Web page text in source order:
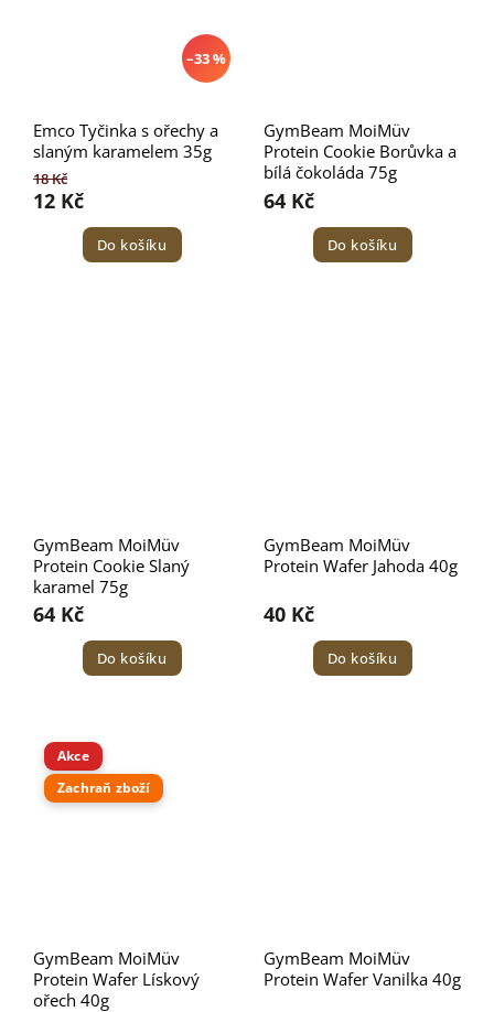
–33 %
Emco Tyčinka s ořechy a
slaným karamelem 35g
18 Kč
12 Kč
Do košíku
GymBeam MoiMüv
Protein Cookie Borůvka a
bílá čokoláda 75g
64 Kč
Do košíku
GymBeam MoiMüv
Protein Cookie Slaný
karamel 75g
64 Kč
Do košíku
GymBeam MoiMüv
Protein Wafer Jahoda 40g
40 Kč
Do košíku
Akce
Zachraň zboží
GymBeam MoiMüv
Protein Wafer Lískový
ořech 40g
GymBeam MoiMüv
Protein Wafer Vanilka 40g